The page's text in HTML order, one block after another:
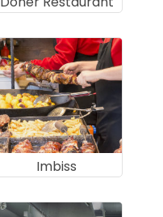
Imbiss